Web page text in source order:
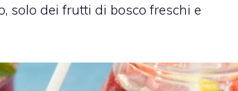
solo dei frutti di bosco freschi e